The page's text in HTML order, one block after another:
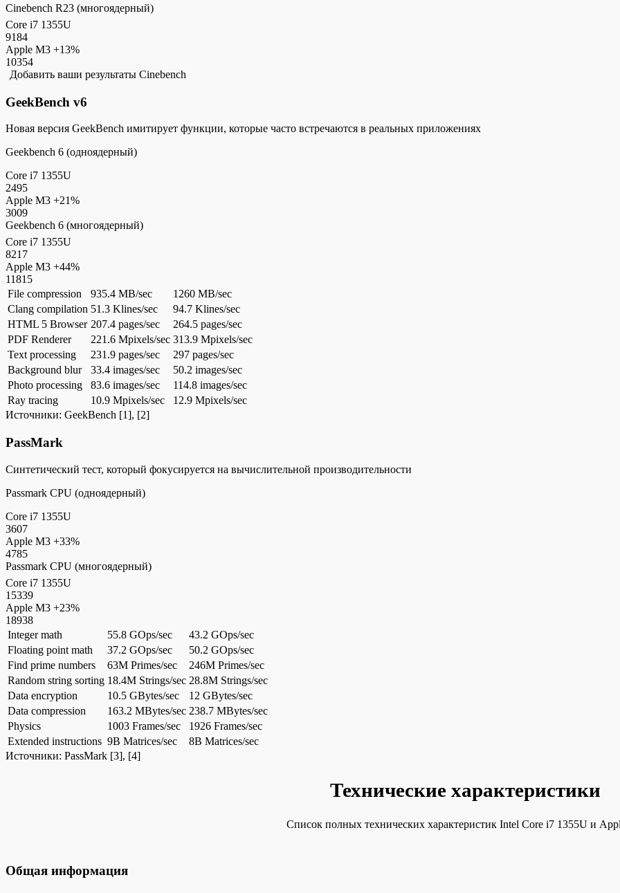
Cinebench R23 (многоядерный)
Core i7 1355U
9184
Apple M3 +13%
10354
Добавить ваши результаты Cinebench
GeekBench v6
Новая версия GeekBench имитирует функции, которые часто встречаются в реальных приложениях
Geekbench 6 (одноядерный)
Core i7 1355U
2495
Apple M3 +21%
3009
Geekbench 6 (многоядерный)
Core i7 1355U
8217
Apple M3 +44%
11815
File compression
935.4 MB/sec
1260 MB/sec
Clang compilation 51.3 Klines/sec
94.7 Klines/sec
HTML 5 Browser 207.4 pages/sec
264.5 pages/sec
PDF Renderer
221.6 Mpixels/sec 313.9 Mpixels/sec
Text processing
231.9 pages/sec
297 pages/sec
Background blur
33.4 images/sec
50.2 images/sec
Photo processing
83.6 images/sec
114.8 images/sec
Ray tracing
10.9 Mpixels/sec
12.9 Mpixels/sec
Источники: GeekBench [1], [2]
PassMark
Синтетический тест, который фокусируется на вычислительной производительности
Passmark CPU (одноядерный)
Core i7 1355U
3607
Apple M3 +33%
4785
Passmark CPU (многоядерный)
Core i7 1355U
15339
Apple M3 +23%
18938
Integer math
55.8 GOps/sec
43.2 GOps/sec
Floating point math
37.2 GOps/sec
50.2 GOps/sec
Find prime numbers
63M Primes/sec
246M Primes/sec
Random string sorting 18.4M Strings/sec 28.8M Strings/sec
Data encryption
10.5 GBytes/sec
12 GBytes/sec
Data compression
163.2 MBytes/sec 238.7 MBytes/sec
Physics
1003 Frames/sec
1926 Frames/sec
Extended instructions 9B Matrices/sec
8B Matrices/sec
Источники: PassMark [3], [4]
Технические характеристики
Список полных технических характеристик Intel Core i7 1355U и
Общая информация